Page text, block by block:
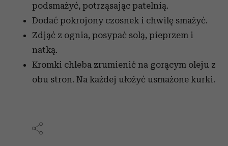
podsmażyć, potrząsając patelnią.
Dodać pokrojony czosnek i chwilę smażyć.
Zdjąć z ognia, posypać solą, pieprzem i
natką.
Kromki chleba zrumienić na gorącym oleju z
obu stron. Na każdej ułożyć usmażone kurki.